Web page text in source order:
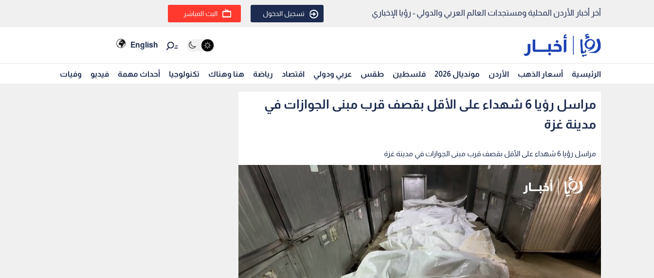
آخر أخبار الأردن المحلية ومستجدات العالم العربي والدولي - رؤيا الإخباري تسجيل الدخول البث المباشر
English
الرئيسية أسعار الذهب الأردن مونديال 2026 فلسطين طقس عربي ودولي اقتصاد رياضة هنا وهناك تكنولوجيا أحداث مهمة فيديو وفيات
مراسل رؤيا 6 شهداء على الأقل بقصف قرب مبنى الجوازات في
مدينة غزة
مراسل رؤيا 6 شهداء على الأقل بقصف قرب مبنى الجوازات في مدينة غزة